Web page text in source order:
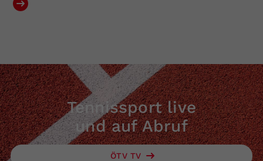
Tennissport live
und auf Abruf
ÖTV TV